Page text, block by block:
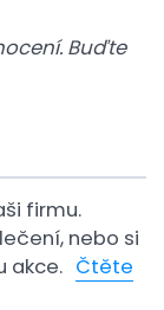
Buďte
firmu.
nebo si
akce. Čtěte